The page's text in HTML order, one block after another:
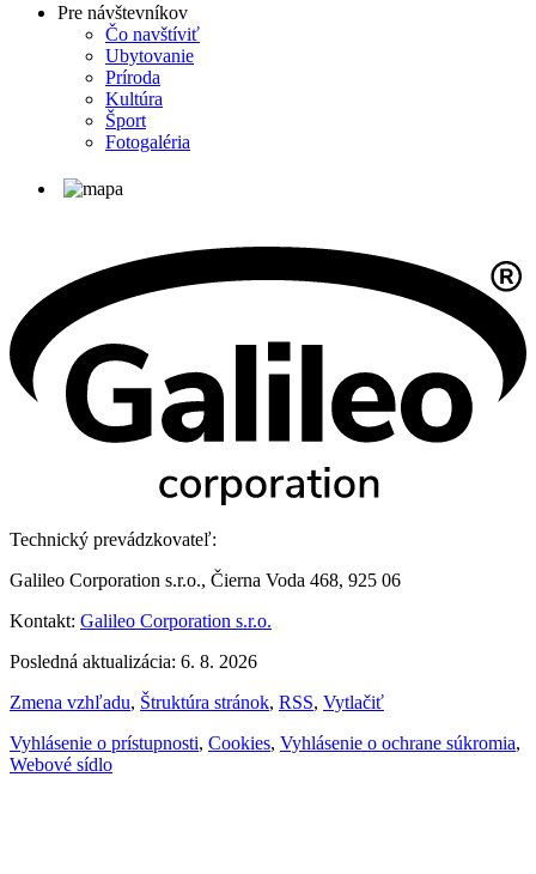
Pre návštevníkov
Čo navštíviť
Ubytovanie
Príroda
Kultúra
Šport
Fotogaléria
Technický prevádzkovateľ:
Galileo Corporation s.r.o., Čierna Voda 468, 925 06
Kontakt: Galileo Corporation s.r.o.
Posledná aktualizácia: 6. 8. 2026
Zmena vzhľadu, Štruktúra stránok, RSS, Vytlačiť
Vyhlásenie o prístupnosti, Cookies, Vyhlásenie o ochrane súkromia,
Webové sídlo